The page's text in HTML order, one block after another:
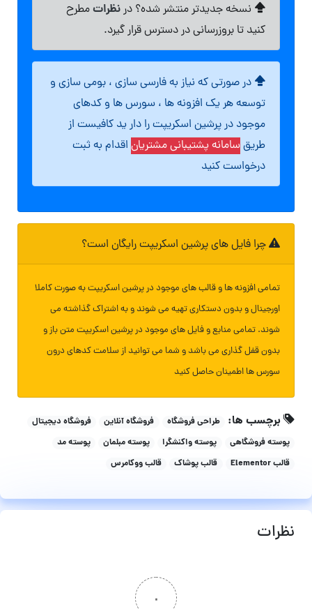
نسخه جدیدتر منتشر شده؟ درنظراتمطرح
کنید تا بروزرسانی در دسترس قرار گیرد.
در صورتی که نیاز به فارسی سازی ، بومی سازی و
توسعه هر یک افزونه ها ، سورس ها و کدهای
موجود در پرشین اسکریپت را دار ید کافیست از
طریقسامانه پشتیبانی مشتریان اقدام به ثبت
درخواست کنید
چرا فایل های پرشین اسکریپت رایگان است؟
تمامی افزونه ها و قالب های موجود در پرشین اسکریپت به صورت کاملا
اورجینال و بدون دستکاری تهیه می شوند و به اشتراک گذاشته می
شوند. تمامی منابع و فایل های موجود در پرشین اسکریپت متن باز و
بدون قفل گذاری می باشد و شما می توانید از سلامت کدهای درون
سورس ها اطمینان حاصل کنید
برچسب ها: طراحی فروشگاه فروشگاه آنلاین
فروشگاه دیجیتال
پوسته فروشگاهی
پوسته واکنشگرا پوسته مبلمان
پوسته مد
قالب Elementor
قالب پوشاک قالب ووکامرس
نظرات
۰